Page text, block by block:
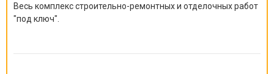
Весь комплекс строительно-ремонтных и отделочных работ
"под ключ".